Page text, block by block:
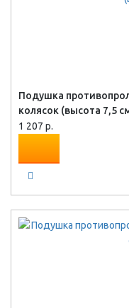
Подушка
колясок (высота 7,5
1 207 р.